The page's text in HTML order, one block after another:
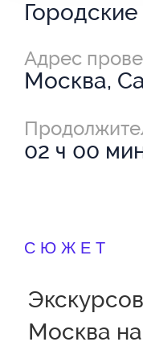
Адрес
Москва,
02 ч 00
СЮЖЕТ
Москва